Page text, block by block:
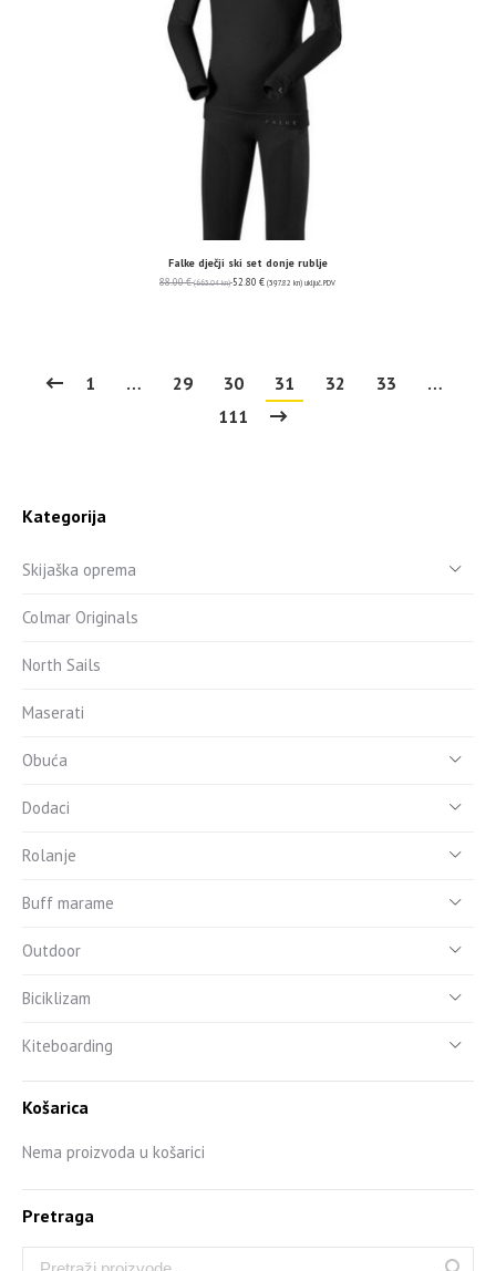
Falke dječji ski set donje rublje
88.00€ (663.04 kn) 52.80 € (397.82 kn) uključ. PDV
1 … 29 30 31 32 33
…
111
Kategorija
Skijaška oprema
Colmar Originals
North Sails
Maserati
Obuća
Dodaci
Rolanje
Buff marame
Outdoor
Biciklizam
Kiteboarding
Košarica
Nema proizvoda u košarici
Pretraga